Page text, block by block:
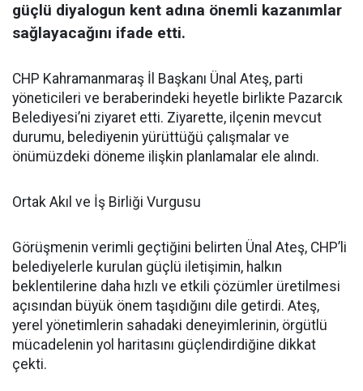
güçlü diyalogun kent adına önemli kazanımlar
sağlayacağını ifade etti.
CHP Kahramanmaraş İl Başkanı Ünal Ateş, parti
yöneticileri ve beraberindeki heyetle birlikte Pazarcık
Belediyesi’ni ziyaret etti. Ziyarette, ilçenin mevcut
durumu, belediyenin yürüttüğü çalışmalar ve
önümüzdeki döneme ilişkin planlamalar ele alındı.
Ortak Akıl ve İş Birliği Vurgusu
Görüşmenin verimli geçtiğini belirten Ünal Ateş, CHP’li
belediyelerle kurulan güçlü iletişimin, halkın
beklentilerine daha hızlı ve etkili çözümler üretilmesi
açısından büyük önem taşıdığını dile getirdi. Ateş,
yerel yönetimlerin sahadaki deneyimlerinin, örgütlü
mücadelenin yol haritasını güçlendirdiğine dikkat
çekti.